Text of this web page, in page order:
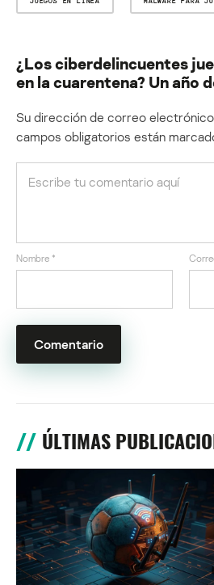
¿Los ciberdelincuentes
en la cuarentena? Un año
Su dirección de correo
campos obligatorios están
Nombre *
ÚLTIMAS